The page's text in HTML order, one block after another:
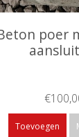
poer
Toevoegen